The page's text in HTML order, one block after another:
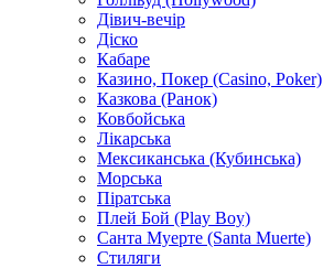
Дівич-вечір
Діско
Кабаре
Казино, Покер (Casino, Poker)
Казкова (Ранок)
Ковбойська
Лікарська
Мексиканська (Кубинська)
Морська
Піратська
Плей Бой (Play Boy)
Санта Муерте (Santa Muerte)
Стиляги